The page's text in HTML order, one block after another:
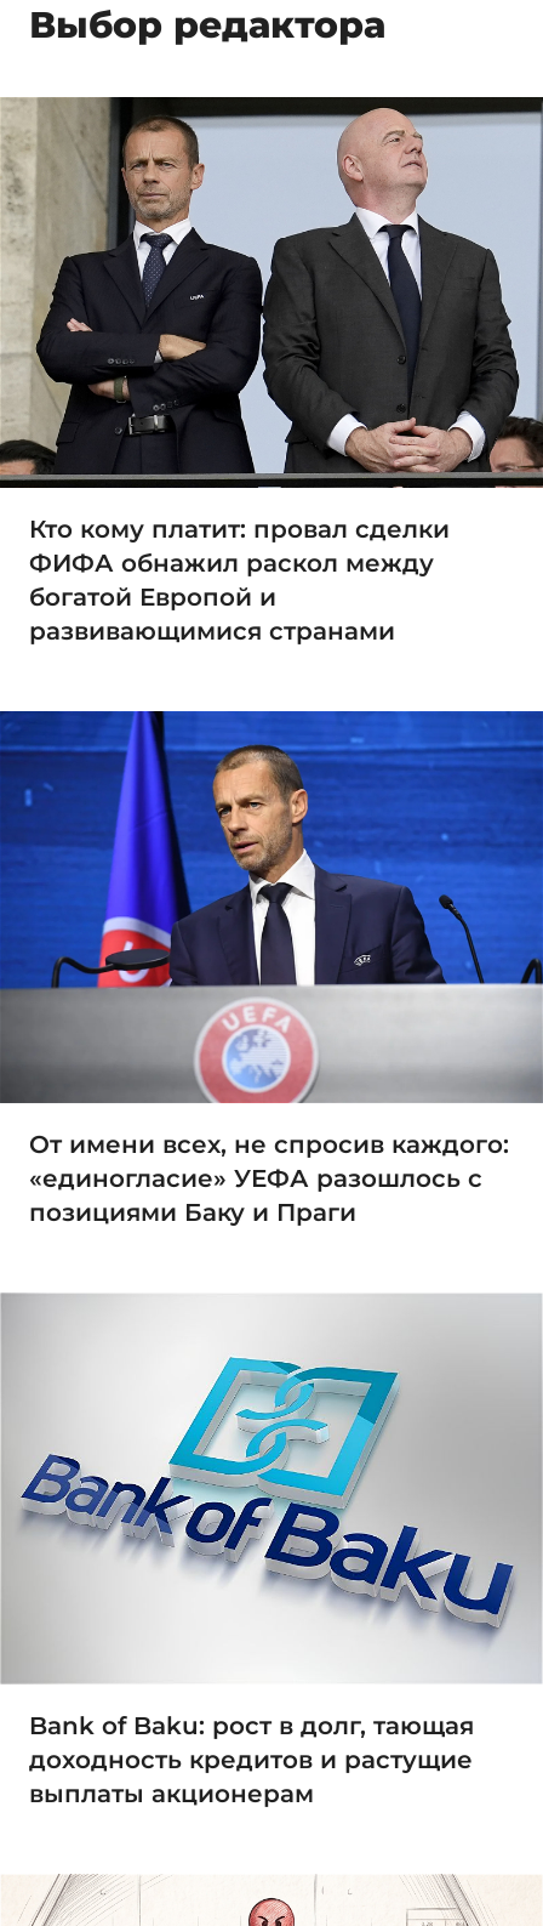
Выбор редактора
Кто кому платит: провал сделки
ФИФА обнажил раскол между
богатой Европой и
развивающимися странами
От имени всех, не спросив каждого:
«единогласие» УЕФА разошлось с
позициями Баку и Праги
Bank of Baku: рост в долг, тающая
доходность кредитов и растущие
выплаты акционерам